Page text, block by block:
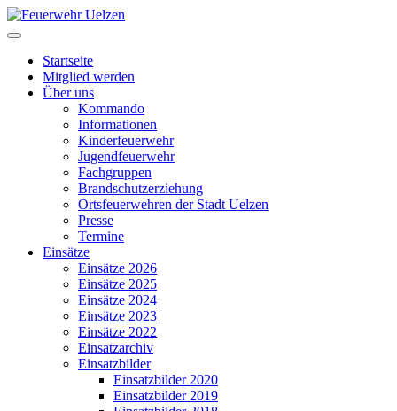
Startseite
Mitglied werden
Über uns
Kommando
Informationen
Kinderfeuerwehr
Jugendfeuerwehr
Fachgruppen
Brandschutzerziehung
Ortsfeuerwehren der Stadt Uelzen
Presse
Termine
Einsätze
Einsätze 2026
Einsätze 2025
Einsätze 2024
Einsätze 2023
Einsätze 2022
Einsatzarchiv
Einsatzbilder
Einsatzbilder 2020
Einsatzbilder 2019